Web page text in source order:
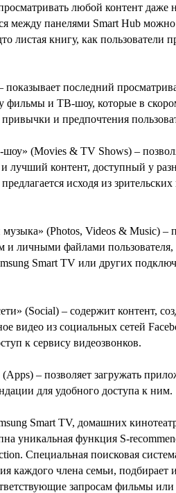
любой контент даже
между панелями Smart Hub
листая книгу, как пользователи
последний
фильмы и ТВ-шоу, которые в
и предпочтения
(Movies & TV Shows) –
контент, доступный у
исходя из
(Photos, Videos & Music) –
и личными файлами пользователя,
Smart TV или других
(Social) – содержит контент,
видео из социальных сетей
к сервису видеозвонков.
– позволяет загружать
для удобного доступа к ним.
Smart TV, домашних
уникальная функция S-
Специальная поисковая
каждого члена семьи, подбирает
запросам фильмы